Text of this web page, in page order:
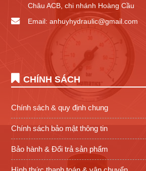
Châu ACB, chi nhánh Hoàng Cầu
Email: anhuyhydraulic@gmail.com
CHÍNH SÁCH
Chính sách & quy định chung
Chính sách bảo mật thông tin
Bảo hành & Đổi trả sản phẩm